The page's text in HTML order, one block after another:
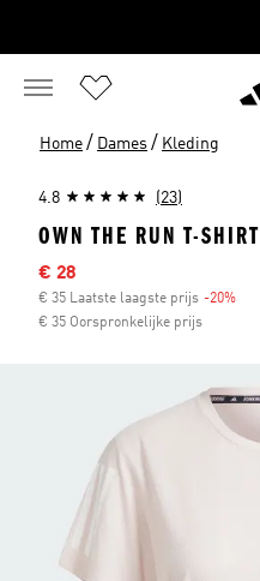
Home / Dames / Kleding
4.8 (23)
OWN THE RUN T-SHIRT
Afgeprijsde prijs
€ 28
€ 35 Laatste laagste prijs -20%
€ 35 Oorspronkelijke prijs